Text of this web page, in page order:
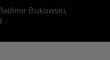
Bukowski,